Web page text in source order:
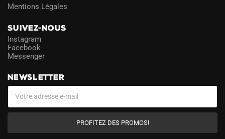
Mentions Légales
SUIVEZ-NOUS
Instagram
Facebook
Messenger
NEWSLETTER
PROFITEZ DES PROMOS!